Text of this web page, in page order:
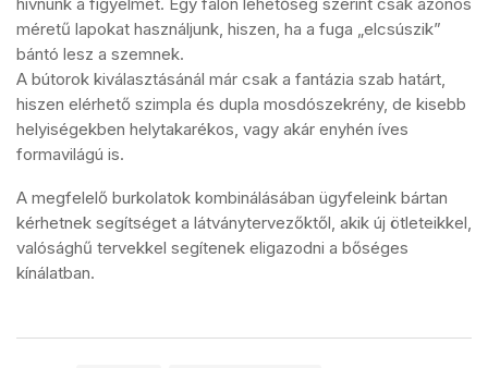
méretű lapokat használjunk, hiszen, ha a fuga „elcsúszik”
bántó lesz a szemnek.
A bútorok kiválasztásánál már csak a fantázia szab határt,
hiszen elérhető szimpla és dupla mosdószekrény, de kisebb
helyiségekben helytakarékos, vagy akár enyhén íves
formavilágú is.
A megfelelő burkolatok kombinálásában ügyfeleink bártan
kérhetnek segítséget a látványtervezőktől, akik új ötleteikkel,
valósághű tervekkel segítenek eligazodni a bőséges
kínálatban.